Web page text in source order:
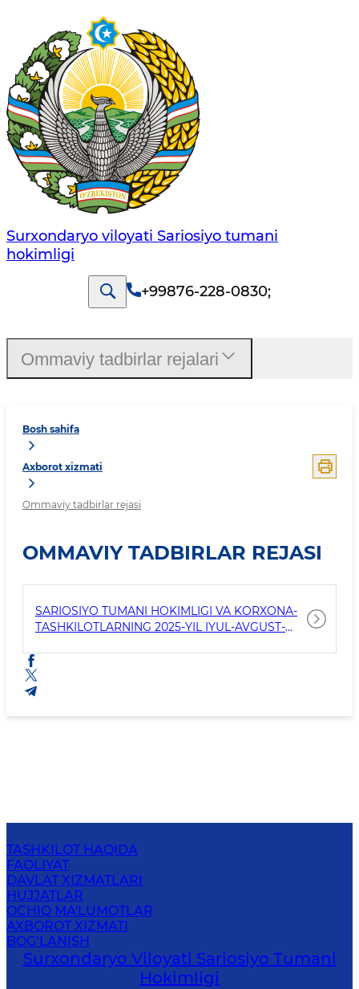
Surxondaryo viloyati Sariosiyo tumani
hokimligi
+99876-228-0830;
Bosh sahifa
Axborot xizmati
Ommaviy tadbirlar rejasi
OMMAVIY TADBIRLAR REJASI
SARIOSIYO TUMANI HOKIMLIGI VA KORXONA-
TASHKILOTLARNING 2025-YIL IYUL-AVGUST-
Ommaviy tadbirlar rejalari
TASHKILOT HAQIDA
FAOLIYAT
DAVLAT XIZMATLARI
HUJJATLAR
OCHIQ MA'LUMOTLAR
AXBOROT XIZMATI
BOG‘LANISH
Surxondaryo Viloyati Sariosiyo Tumani
Hokimligi